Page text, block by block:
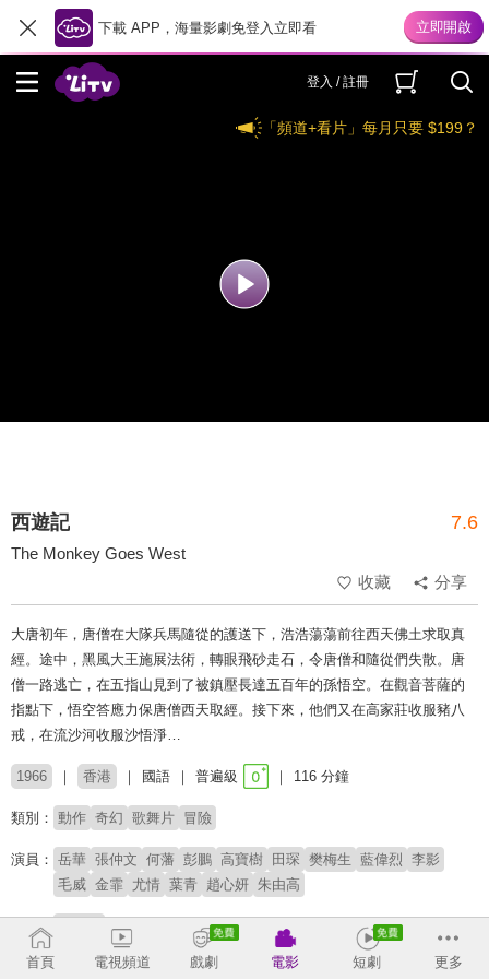
下載 APP，海量影劇免登入立即看
登入 / 註冊
「頻道+看片」每月只要 $199？
西遊記 7.6
The Monkey Goes West
收藏
分享
大唐初年，唐僧在大隊兵馬隨從的護送下，浩浩蕩蕩前往西天佛土求取真
經。途中，黑風大王施展法術，轉眼飛砂走石，令唐僧和隨從們失散。唐
僧一路逃亡，在五指山見到了被鎮壓長達五百年的孫悟空。在觀音菩薩的
指點下，悟空答應力保唐僧西天取經。接下來，他們又在高家莊收服豬八
戒，在流沙河收服沙悟淨…
1966 香港 國語 普遍級 116 分鐘
類別： 動作 奇幻 歌舞片 冒險
演員： 岳華 張仲文 何藩 彭鵬 高寶樹 田琛 樊梅生 藍偉烈 李影
毛威 金霏 尤情 葉青 趙心妍 朱由高
導演：
原著： 吳承恩
首頁 電視頻道 戲劇 電影 短劇 更多